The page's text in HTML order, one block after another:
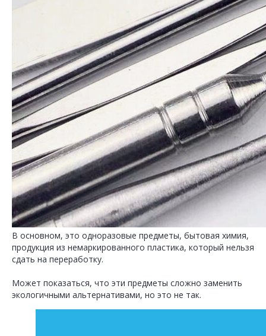
В основном, это одноразовые предметы, бытовая химия,
продукция из немаркированного пластика, который нельзя
сдать на переработку.
Может показаться, что эти предметы сложно заменить
экологичными альтернативами, но это не так.